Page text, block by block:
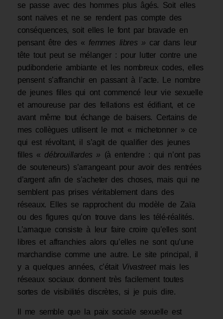
se passe avec des hommes plus âgés. Soit elles
sont naïves et ne se rendent pas compte des
conséquences, soit elles le font par bravade en
pensant être des « femmes libres » car dans leur
tête tout peut se mélanger : pour lutter contre une
pudibonderie ambiante et les nombreux codes, elles
pensent s’affranchir en passant à l’acte. Le nombre
de jeunes filles qui ont commencé leur vie sexuelle
et amoureuse par des fellations est édifiant, et ce
avant même tout échange de baisers. Certains de
mes collègues utilisent le mot « michetonner » ce
qui est révoltant, il s’agit de qualifier des jeunes
filles « débrouillardes » (à entendre : qui n’ont pas
de souteneurs) s’arrangeant pour avoir des rentrées
d’argent afin de s’acheter des choses, mais qui ne
semblent pas prises véritablement dans des
réseaux. Elles se rapprochent du modèle de Zaïa
ou des figures qu’on trouve dans les télé-réalités.
L’arnaque consiste à leur faire croire qu’elles sont
libres et affranchies alors qu’elles ne sont qu’une
marchandise comme une autre. Le site principal, il
y a quelques années, c’était Vivastreetmais les
réseaux sociaux donnent très facilement toutes
sortes de visibilités discrètes, si je puis dire.
Il me semble que la paix sociale sexuelle est